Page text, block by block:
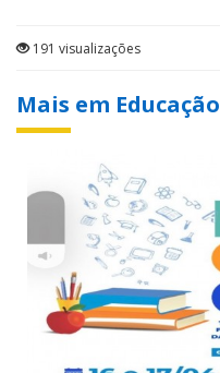
191 visualizações
Mais em Educação